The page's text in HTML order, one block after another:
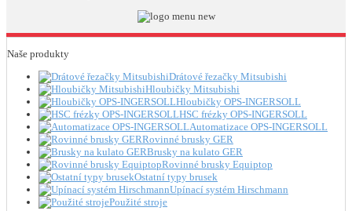
Naše produkty
Drátové řezačky Mitsubishi
Hloubičky Mitsubishi
Hloubičky OPS-INGERSOLL
HSC frézky OPS-INGERSOLL
Automatizace OPS-INGERSOLL
Rovinné brusky GER
Brusky na kulato GER
Rovinné brusky Equiptop
Ostatní typy brusek
Upínací systém Hirschmann
Použité stroje